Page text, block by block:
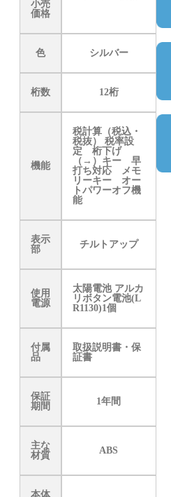
小売
価格
色 シルバー
桁数 12桁
機能
税計算（税込・
税抜） 税率設
定 桁下げ
（→）キー 早
打ち対応 メモ
リーキー オー
トパワーオフ機
能
表示
部
チルトアップ
使用
電源
太陽電池 アルカ
リボタン電池(L
R1130)1個
付属
品
取扱説明書・保
証書
保証
期間
1年間
主な
材質
ABS
本体